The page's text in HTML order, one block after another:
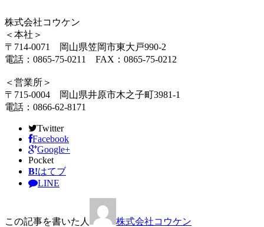
株式会社コウケン
＜本社＞
〒714-0071 岡山県笠岡市東大戸990-2
電話：0865-75-0211 FAX：0865-75-0212
＜営業所＞
〒715-0004 岡山県井原市木之子町3981-1
電話：0866-62-8171
Twitter
Facebook
Google+
Pocket
B!はてブ
LINE
この記事を書いた人 株式会社コウケン